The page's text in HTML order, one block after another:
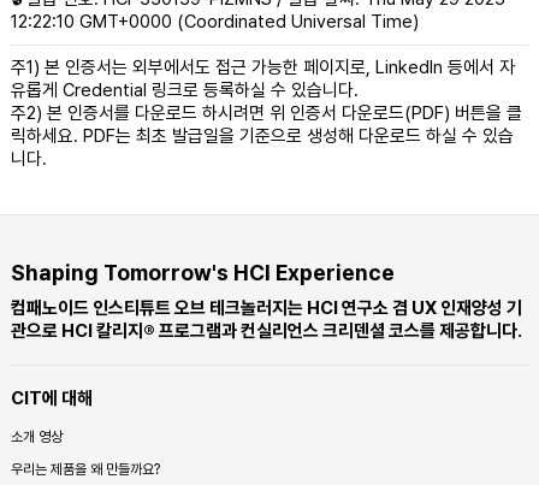
12:22:10 GMT+0000 (Coordinated Universal Time)
주1) 본 인증서는 외부에서도 접근 가능한 페이지로, LinkedIn 등에서 자
유롭게 Credential 링크로 등록하실 수 있습니다.
주2) 본 인증서를 다운로드 하시려면 위 인증서 다운로드(PDF) 버튼을 클
릭하세요. PDF는 최초 발급일을 기준으로 생성해 다운로드 하실 수 있습
니다.
Shaping Tomorrow's HCI Experience
컴패노이드 인스티튜트 오브 테크놀러지는 HCI 연구소 겸 UX 인재양성 기
관으로 HCI 칼리지® 프로그램과 컨실리언스 크리덴셜 코스를 제공합니다.
CIT에 대해
소개 영상
우리는 제품을 왜 만들까요?